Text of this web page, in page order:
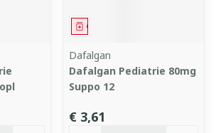
Geneesmiddel
Dafalgan
Dafalgan Pediatrie 80mg
Suppo 12
€ 3,61